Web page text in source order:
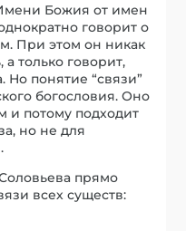
Божия от имен
говорит о
При этом он никак
а только говорит,
Но понятие “связи”
богословия. Оно
и потому подходит
но не для
прямо
всех существ: